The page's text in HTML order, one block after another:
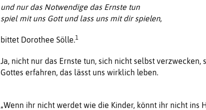
und nur das Notwendige das Ernste tun
spiel mit uns Gott und lass uns mit dir spielen,
bittet Dorothee Sölle.1
Ja, nicht nur das Ernste tun, sich nicht selbst verzwecken,
Gottes erfahren, das lässt uns wirklich leben.
„Wenn ihr nicht werdet wie die Kinder, könnt ihr nicht ins